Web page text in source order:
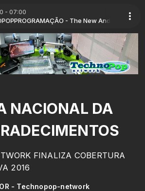
- 07:00
- The New And The Classic com
X Joyia - Control (Radio Edit)
FLASHBACK TOP HITS com DJ PARCEIRO(A)
NACIONAL DA
FINALIZA COBERTURA
2016
- Technopop-network